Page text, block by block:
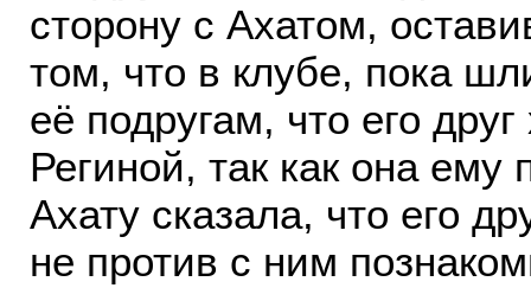
сторону с Ахатом,
том, что в клубе, пока
её подругам, что его
Региной, так как она ему
Ахату сказала, что его
не против с ним